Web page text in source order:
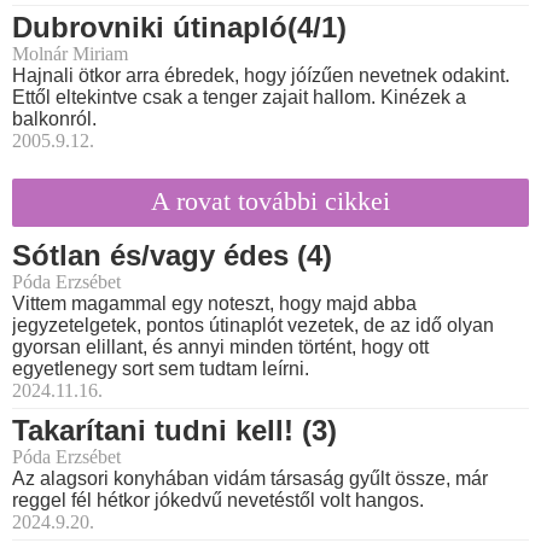
Dubrovniki útinapló(4/1)
Molnár Miriam
Hajnali ötkor arra ébredek, hogy jóízűen nevetnek odakint.
Ettől eltekintve csak a tenger zajait hallom. Kinézek a
balkonról.
2005.9.12.
A rovat további cikkei
Sótlan és/vagy édes (4)
Póda Erzsébet
Vittem magammal egy noteszt, hogy majd abba
jegyzetelgetek, pontos útinaplót vezetek, de az idő olyan
gyorsan elillant, és annyi minden történt, hogy ott
egyetlenegy sort sem tudtam leírni.
2024.11.16.
Takarítani tudni kell! (3)
Póda Erzsébet
Az alagsori konyhában vidám társaság gyűlt össze, már
reggel fél hétkor jókedvű nevetéstől volt hangos.
2024.9.20.